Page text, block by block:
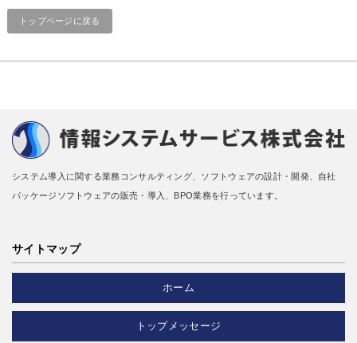
トップページに戻る
システム導入に関する業務コンサルティング、ソフトウェアの設計・開発、自社
パッケージソフトウェアの販売・導入、BPO業務を行っています。
サイトマップ
ホーム
トップメッセージ